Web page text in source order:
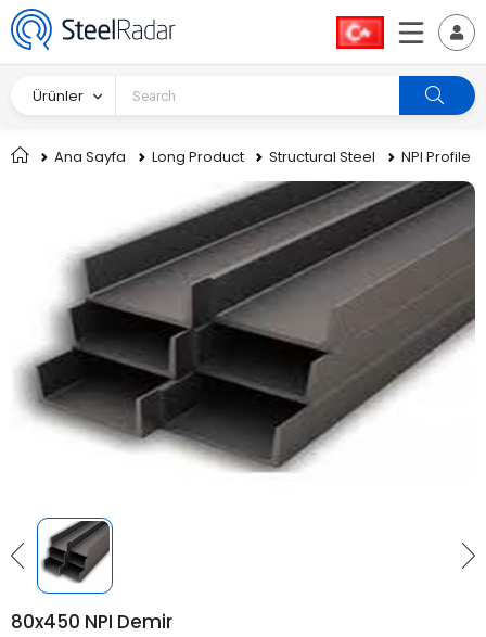
Ürünler
Ana Sayfa Long Product Structural Steel NPI Profile
80x450 NPI Demir